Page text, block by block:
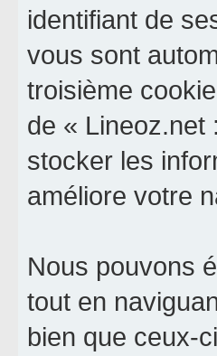
identifiant de
vous sont
troisième
de « Lineoz.net
stocker les
améliore votre
Nous pouvons
tout en
bien que ceux-